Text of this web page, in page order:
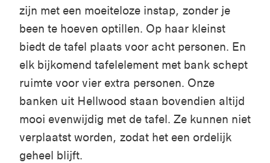
zijn met een moeiteloze instap, zonder je
been te hoeven optillen. Op haar kleinst
biedt de tafel plaats voor acht personen. En
elk bijkomend tafelelement met bank schept
ruimte voor vier extra personen. Onze
banken uit Hellwood staan bovendien altijd
mooi evenwijdig met de tafel. Ze kunnen niet
verplaatst worden, zodat het een ordelijk
geheel blijft.